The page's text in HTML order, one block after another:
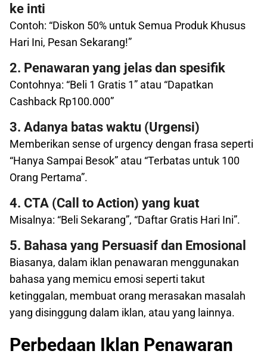
ke inti
Contoh: “Diskon 50% untuk Semua Produk Khusus
Hari Ini, Pesan Sekarang!”
2. Penawaran yang jelas dan spesifik
Contohnya: “Beli 1 Gratis 1” atau “Dapatkan
Cashback Rp100.000”
3. Adanya batas waktu (Urgensi)
Memberikan sense of urgency dengan frasa seperti
“Hanya Sampai Besok” atau “Terbatas untuk 100
Orang Pertama”.
4. CTA (Call to Action) yang kuat
Misalnya: “Beli Sekarang”, “Daftar Gratis Hari Ini”.
5. Bahasa yang Persuasif dan Emosional
Biasanya, dalam iklan penawaran menggunakan
bahasa yang memicu emosi seperti takut
ketinggalan, membuat orang merasakan masalah
yang disinggung dalam iklan, atau yang lainnya.
Perbedaan Iklan Penawaran